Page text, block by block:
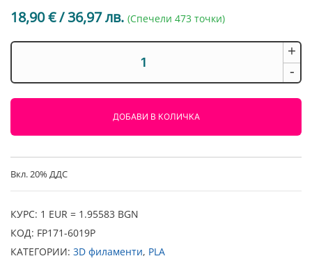
18,90€/ 36,97 лв. (Спечели 473 точки)
-
PLA
Ментово
Зелен
AzureFilm
+
ДОБАВИ В КОЛИЧКА
Вкл. 20% ДДС
КУРС: 1 EUR = 1.95583 BGN
КОД: FP171-6019P
КАТЕГОРИИ: 3D филаменти, PLA